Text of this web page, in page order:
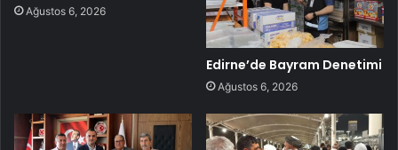
Ağustos 6, 2026
Edirne’de Bayram Denetimi
Ağustos 6, 2026